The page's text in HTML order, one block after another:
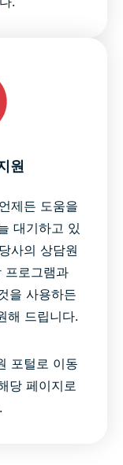
원
제든 도움을
대기하고 있
사의 상담원
프로그램과
을 사용하든
해 드립니다.
포털로 이동
당 페이지로